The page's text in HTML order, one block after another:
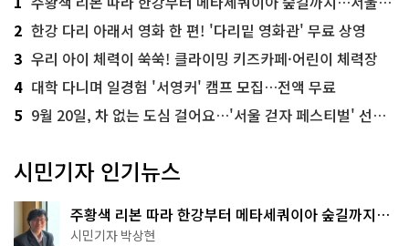
2 한강 다리 아래서 영화 한 편! '다리밑 영화관' 무료 상영
3 우리 아이 체력이 쑥쑥! 클라이밍 키즈카페·어린이 체력장
4 대학 다니며 일경험 '서영커' 캠프 모집…전액 무료
5 9월 20일, 차 없는 도심 걸어요…'서울 걷자 페스티벌' 선착순 5천명
시민기자 인기뉴스
주황색 리본 따라 한강부터 메타세쿼이아 숲길까지…
서울둘레길 15코스
시민기자 박상현